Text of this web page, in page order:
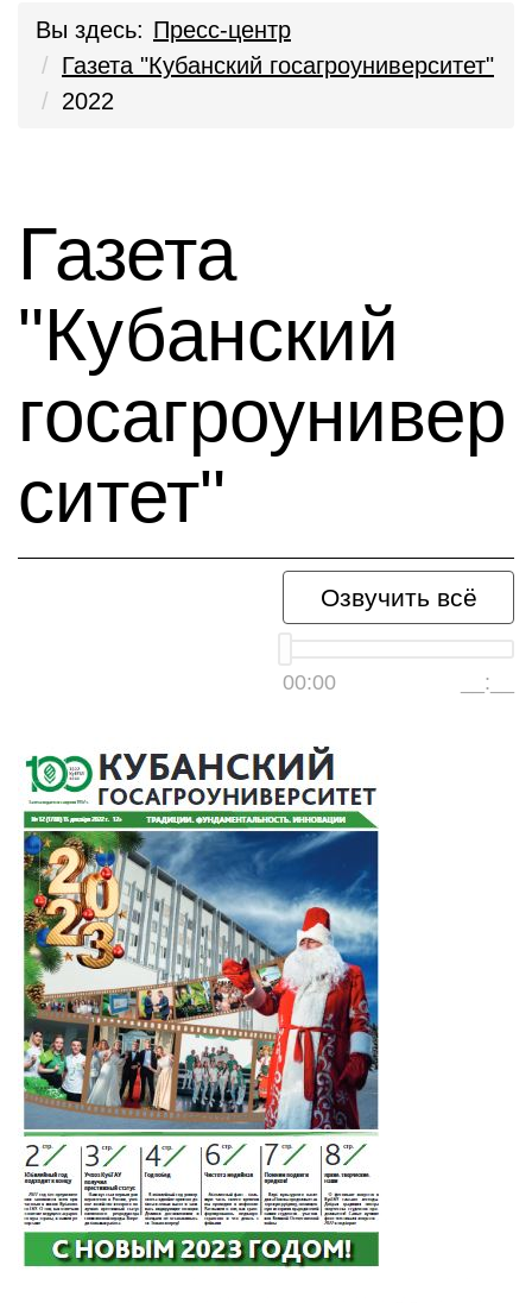
Вы здесь: Пресс-центр
Газета "Кубанский госагроуниверситет"
2022
Газета
"Кубанский
госагроунивер
ситет"
Озвучить всё
00:00 __:__